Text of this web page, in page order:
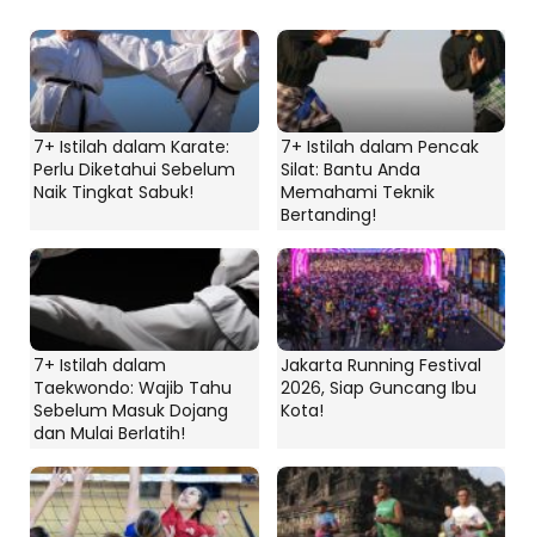
7+ Istilah dalam Karate:
Perlu Diketahui Sebelum
Naik Tingkat Sabuk!
7+ Istilah dalam Pencak
Silat: Bantu Anda
Memahami Teknik
Bertanding!
7+ Istilah dalam
Taekwondo: Wajib Tahu
Sebelum Masuk Dojang
dan Mulai Berlatih!
Jakarta Running Festival
2026, Siap Guncang Ibu
Kota!